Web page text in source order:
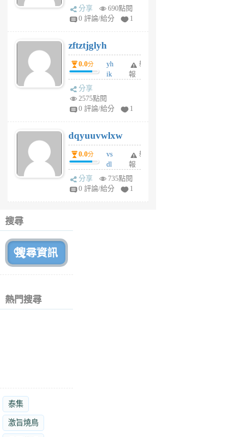
rh
pe
月
前
分享
690點閱
0 評論/給分
1
zftztjglyh
0.0分
yh
ik
tu
6
個
月
前
舉
報
分享
2575點閱
0 評論/給分
1
dqyuuvwlxw
0.0分
vs
dl
sq
fy
舉
報
分享
735點閱
0 評論/給分
1
搜尋
熱門搜尋
泰集
激旨燒鳥